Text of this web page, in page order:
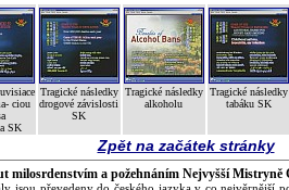
ciou
SK
Tragické následky
drogové závislosti
SK
Tragické následky
alkoholu
Tragické následky
tabáku SK
Zpět na začátek stránky
milosrdenstvím a požehnáním Nejvyšší Mistryně